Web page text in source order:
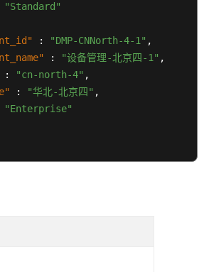
"Standard"
: "DMP-CNNorth-4-1" ,
: "设备管理-北京四-1" ,
: "cn-north-4" ,
: "华北-北京四" ,
"Enterprise"